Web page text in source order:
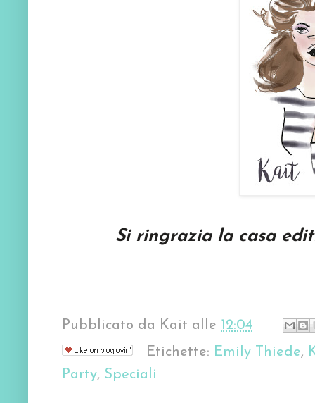
Si ringrazia la casa
Pubblicato da Kait alle 12:04
Etichette: Emily Thiede,
Party, Speciali